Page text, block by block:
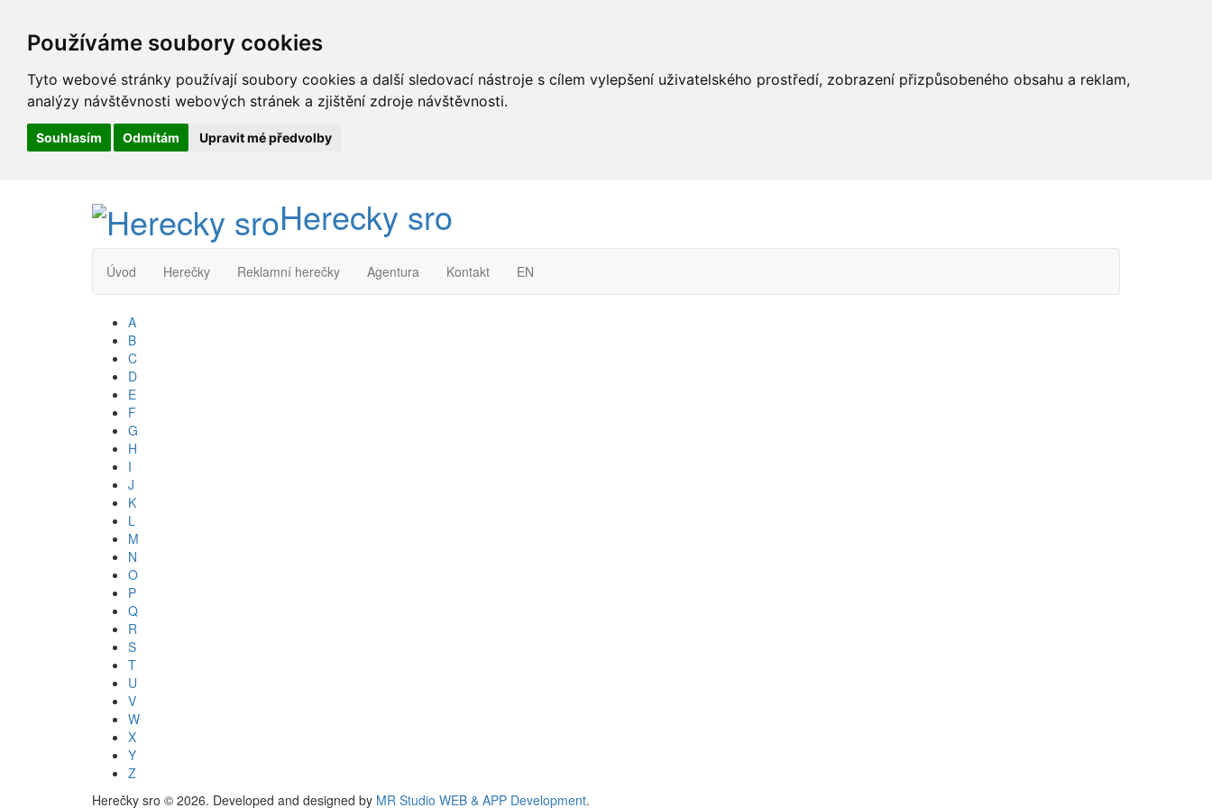
Používáme soubory cookies
Tyto webové stránky používají soubory cookies a další sledovací nástroje s cílem vylepšení uživatelského prostředí, zobrazení přizpůsobeného obsahu a reklam,
analýzy návštěvnosti webových stránek a zjištění zdroje návštěvnosti.
Souhlasím Odmítám Upravit mé předvolby
Herecky sro
Úvod Herečky Reklamní herečky Agentura Kontakt EN
A
B
C
D
E
F
G
H
I
J
K
L
M
N
O
P
Q
R
S
T
U
V
W
X
Y
Z
Herečky sro © 2026. Developed and designed by MR Studio WEB & APP Development.